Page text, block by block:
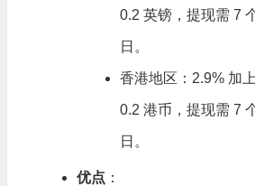
0.2 英镑，提现需 7
日。
香港地区：2.9% 加
0.2 港币，提现需 7
日。
优点 ：